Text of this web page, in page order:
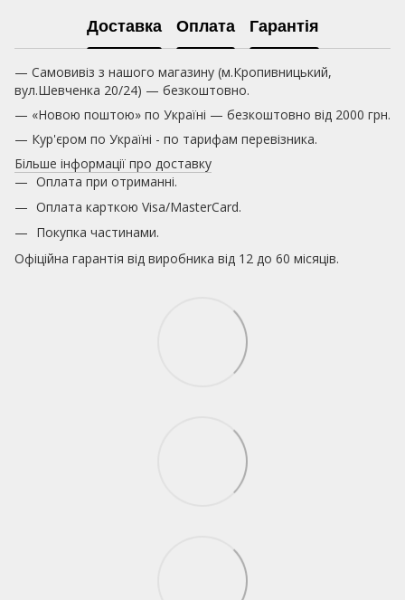
Доставка Оплата Гарантія
— Самовивіз з нашого магазину (м.Кропивницький,
вул.Шевченка 20/24) — безкоштовно.
— «Новою поштою» по Україні — безкоштовно від 2000 грн.
— Кур'єром по Україні - по тарифам перевізника.
Більше інформації про доставку
Оплата при отриманні.
Оплата карткою Visa/MasterCard.
Покупка частинами.
Офіційна гарантія від виробника від 12 до 60 місяців.